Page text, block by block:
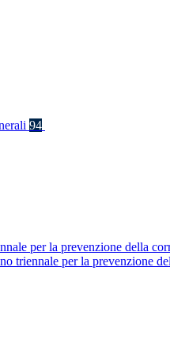
94
per la prevenzione della
triennale per la prevenzione